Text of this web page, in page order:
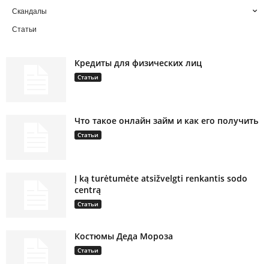
Скандалы
Статьи
Кредиты для физических лиц
Статьи
Что такое онлайн займ и как его получить
Статьи
Į ką turėtumėte atsižvelgti renkantis sodo
centrą
Статьи
Костюмы Деда Мороза
Статьи